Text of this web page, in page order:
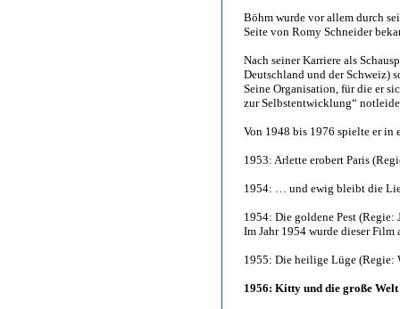
Böhm wurde vor allem durch
Seite von Romy Schneider
Nach seiner Karriere als
Deutschland und der Schweiz)
Seine Organisation, für die er
zur Selbstentwicklung“
Von 1948 bis 1976 spielte er in
1953: Arlette erobert Paris
1954: … und ewig bleibt die
1954: Die goldene Pest
Im Jahr 1954 wurde dieser
1955: Die heilige Lüge (Regie:
1956: Kitty und die große